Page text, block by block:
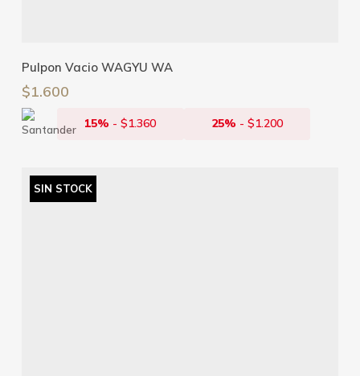
Pulpon Vacio WAGYU WA
$1.600
15% -$1.360 25% - $1.200
SIN STOCK